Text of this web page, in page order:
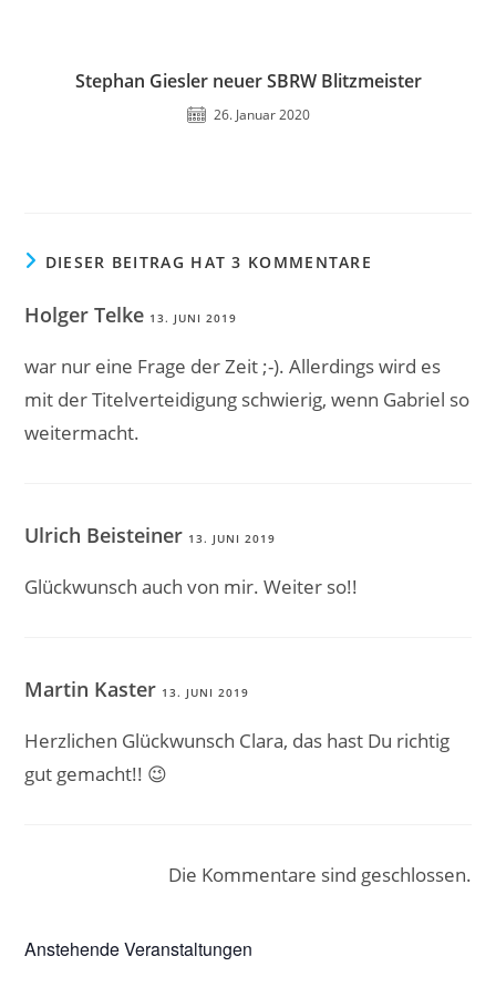
Stephan Giesler neuer SBRW Blitzmeister
26. Januar 2020
DIESER BEITRAG HAT 3 KOMMENTARE
Holger Telke 13. JUNI 2019
war nur eine Frage der Zeit ;-). Allerdings wird es
mit der Titelverteidigung schwierig, wenn Gabriel so
weitermacht.
Ulrich Beisteiner 13. JUNI 2019
Glückwunsch auch von mir. Weiter so!!
Martin Kaster 13. JUNI 2019
Herzlichen Glückwunsch Clara, das hast Du richtig
gut gemacht!! 😉
Die Kommentare sind geschlossen.
Anstehende Veranstaltungen